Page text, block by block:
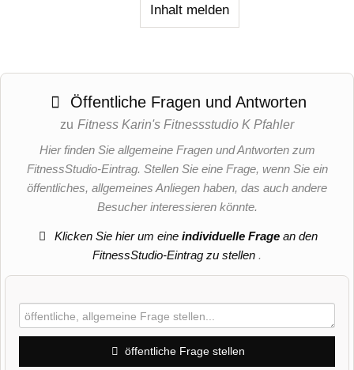
Inhalt melden
Öffentliche Fragen und Antworten
zu Fitness Karin's Fitnessstudio K Pfahler
Hier finden Sie allgemeine Fragen und Antworten zum
FitnessStudio-Eintrag. Stellen Sie eine Frage, wenn Sie ein
öffentliches, allgemeines Anliegen haben, das auch andere
Besucher interessieren könnte.
Klicken Sie hier um eineindividuelle Frage an den
FitnessStudio-Eintrag zu stellen .
öffentliche Frage stellen